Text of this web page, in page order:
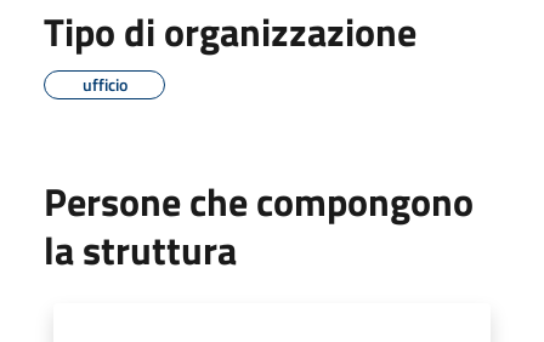
Tipo di organizzazione
ufficio
Persone che compongono
la struttura